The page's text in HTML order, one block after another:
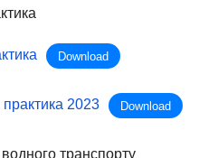
Download
2023 Download
транспорту